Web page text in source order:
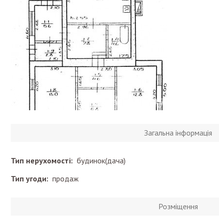
Загальна інформація
Тип нерухомості: будинок(дача)
Тип угоди: продаж
Розміщення